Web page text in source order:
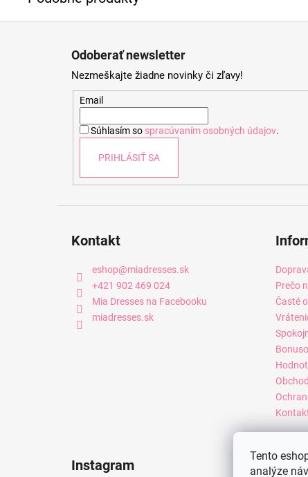
Tento
analýze
Odoberať newsletter
Nezmeškajte žiadne novinky či zľavy!
Email
Súhlasím so spracúvaním osobných údajov.
PRIHLÁSIŤ SA
Kontakt
eshop@miadresses.sk
+421 902 469 024
Mia Dresses na Facebooku
miadresses.sk
Prečo
Časté
Instagram